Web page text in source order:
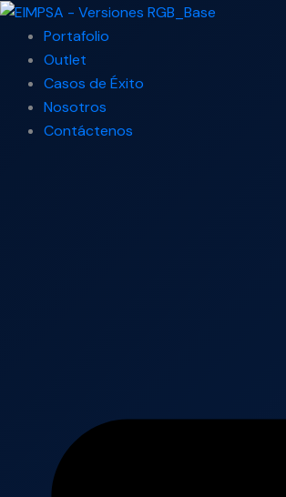
Ir
contenido
Portafolio
Outlet
Casos de Éxito
Nosotros
Contáctenos
Search